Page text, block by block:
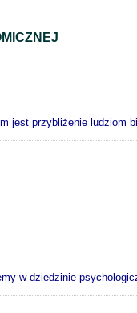
jest przybliżenie ludziom
w dziedzinie